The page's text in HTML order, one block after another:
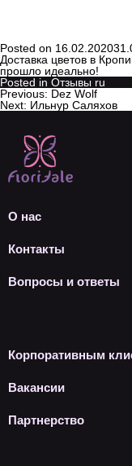
Posted on 16.02.2020
Доставка цветов в
прошло идеально!
Posted in Отзывы ru
Previous: Dez Wolf
Next: Ильнур Саляхов
О нас
Контакты
Вопросы и ответы
Корпоративным
Вакансии
Партнерство